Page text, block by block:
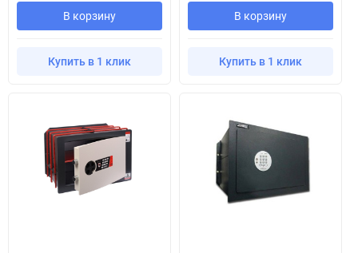
В корзину
Купить в 1 клик
В корзину
Купить в 1 клик